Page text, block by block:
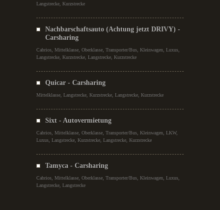
Langstrecke, Kurzstrecke
Nachbarschaftsauto (Achtung jetzt DRIVY) -
Carsharing
Cabrios, Mittelklasse, Oberklasse, Transporter/Bus, Kleinwagen, Luxus,
Langstrecke, Kurzstrecke, Langstrecke, Kurzstrecke
Quicar - Carsharing
Mittelklasse, Langstrecke, Kurzstrecke, Langstrecke, Kurzstrecke
Sixt - Autovermietung
Cabrios, Mittelklasse, Oberklasse, Transporter/Bus, Kleinwagen, LKW,
Luxus, Langstrecke, Kurzstrecke, Langstrecke, Kurzstrecke
Tamyca - Carsharing
Cabrios, Mittelklasse, Oberklasse, Transporter/Bus, Kleinwagen, Luxus,
Langstrecke, Langstrecke